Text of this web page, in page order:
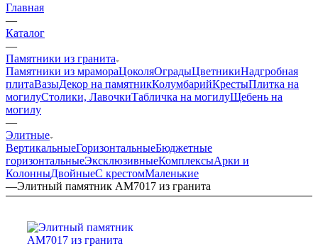
Главная
—
Каталог
—
Памятники из гранита
Памятники из мрамораЦоколяОградыЦветникиНадгробная
плитаВазыДекор на памятникКолумбарийКрестыПлитка на
могилуСтолики, ЛавочкиТабличка на могилуЩебень на
могилу
—
Элитные
ВертикальныеГоризонтальныеБюджетные
горизонтальныеЭксклюзивныеКомплексыАрки и
КолонныДвойныеС крестомМаленькие
—Элитный памятник AM7017 из гранита